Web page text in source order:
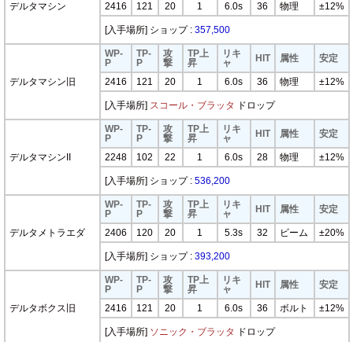
デルタマシン 2416 121 20 1 6.0s 36 物理 ±12%
[入手場所] ショップ : 357,500
デルタマシン旧
WP-
P
TP-
P
攻
撃
TP上
昇
リキ
ャ
HIT 属性 安定
2416 121 20 1 6.0s 36 物理 ±12%
[入手場所] スコール・ブラッタ ドロップ
デルタマシンII
WP-
P
TP-
P
攻
撃
TP上
昇
リキ
ャ
HIT 属性 安定
2248 102 22 1 6.0s 28 物理 ±12%
[入手場所] ショップ : 536,200
デルタメトラエダ
WP-
P
TP-
P
攻
撃
TP上
昇
リキ
ャ
HIT 属性 安定
2406 120 20 1 5.3s 32 ビーム ±20%
[入手場所] ショップ : 393,200
デルタボクス旧
WP-
P
TP-
P
攻
撃
TP上
昇
リキ
ャ
HIT 属性 安定
2416 121 20 1 6.0s 36 ボルト ±12%
[入手場所] ソニック・ブラッタ ドロップ